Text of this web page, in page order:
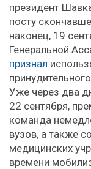
президент
посту
наконец, 19
Генеральной
признал
Уже через два
22 сентября,
команда
вузов, а также
медицинских
времени